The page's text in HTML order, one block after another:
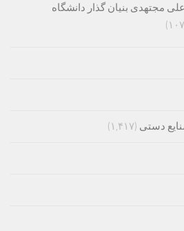
مجتهدی بنیان گذار دانشگاه
دستی (۱,۴۱۷)